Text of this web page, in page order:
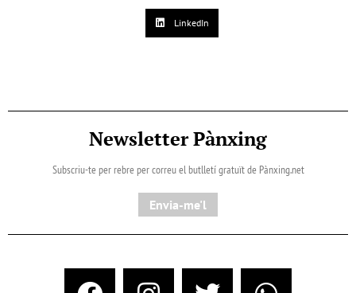
LinkedIn
Newsletter Pànxing
Subscriu-te per rebre per correu el butlletí gratuït de Pànxing.net​
Envia-me'l